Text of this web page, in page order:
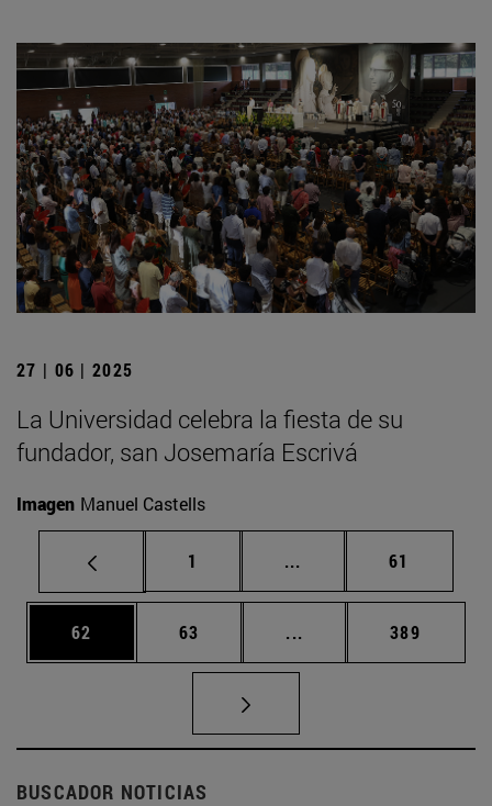
27 | 06 | 2025
La Universidad celebra la fiesta de su
fundador, san Josemaría Escrivá
Imagen Manuel Castells
Página
1 ... Páginas intermedias
Página
61
Página
62 Página
63 ... Páginas intermedias
Página
389
BUSCADOR NOTICIAS